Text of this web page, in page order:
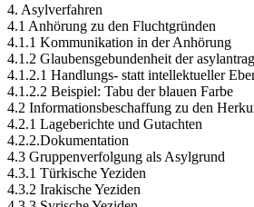
4. Asylverfahren
4.1 Anhörung zu den Fluchtgründen
4.1.1 Kommunikation in der Anhörung
4.1.2 Glaubensgebundenheit der
4.1.2.1 Handlungs- statt intellektueller
4.1.2.2 Beispiel: Tabu der blauen Farbe
4.2 Informationsbeschaffung zu den
4.2.1 Lageberichte und Gutachten
4.2.2.Dokumentation
4.3 Gruppenverfolgung als Asylgrund
4.3.1 Türkische Yeziden
4.3.2 Irakische Yeziden